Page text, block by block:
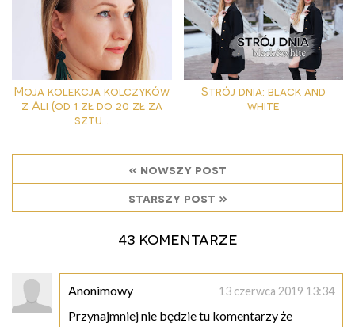
Moja kolekcja kolczyków
z Ali (od 1 zł do 20 zł za
sztu...
Strój dnia: black and
white
« nowszy post
starszy post »
43 komentarze
Anonimowy 13 czerwca 2019 13:34
Przynajmniej nie będzie tu komentarzy że